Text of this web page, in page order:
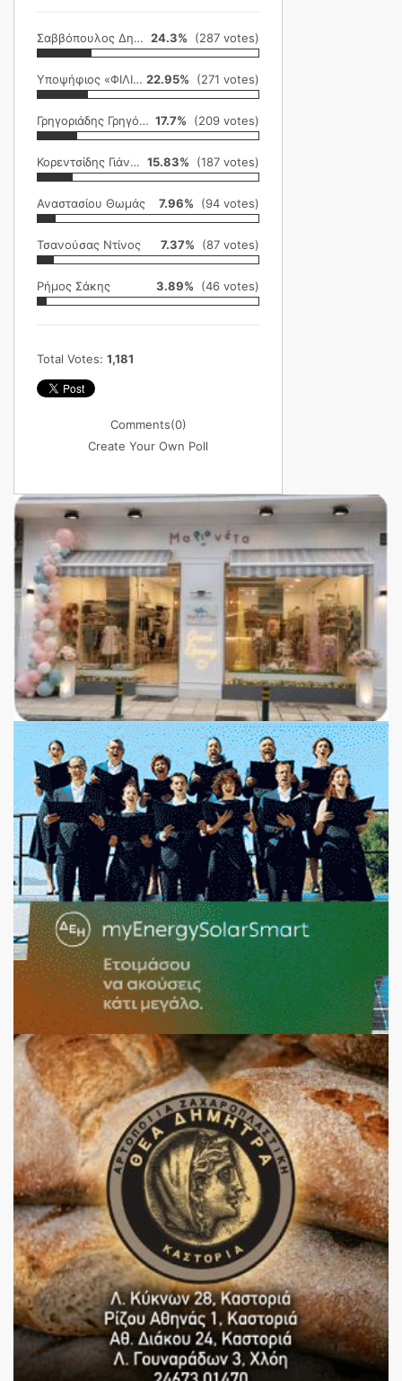
Σαββόπουλος Δημήτρης 24.3% (287 votes)
Υποψήφιος «ΦΙΛΙΚΗ ΕΤΑΙΡΕΙΑ» 22.95% (271 votes)
Γρηγοριάδης Γρηγόρης 17.7% (209 votes)
Κορεντσίδης Γιάννης 15.83% (187 votes)
Αναστασίου Θωμάς 7.96% (94 votes)
Τσανούσας Ντίνος 7.37% (87 votes)
Ρήμος Σάκης 3.89% (46 votes)
Total Votes: 1,181
Comments(0)
Create Your Own Poll